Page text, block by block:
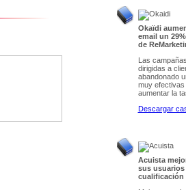
Okaïdi
email un
de
Las
dirigidas a
abandonado
muy
aumentar la
Descargar
Acuista
sus usuarios
cualificación